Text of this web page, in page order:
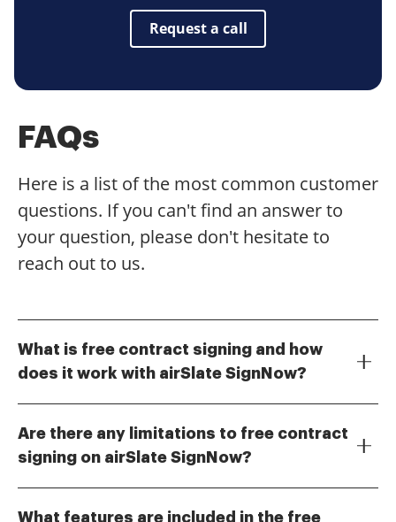
Request a call
FAQs
Here is a list of the most common customer
questions. If you can't find an answer to
your question, please don't hesitate to
reach out to us.
What is free contract signing and how
does it work with airSlate SignNow?
cost. The process is simple: upload your contract, add
the necessary signers, and send it for signature. Once
Are there any limitations to free contract
signing on airSlate SignNow?
What features are included in the free